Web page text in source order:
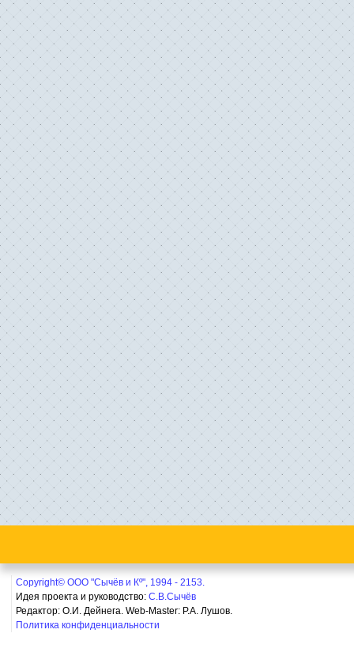
Copyright© ООО "Сычёв и Кº", 1994 - 2153.
Идея проекта и руководство: С.В.Сычёв
Редактор: О.И. Дейнега. Web-Master: Р.А. Лушов.
Политика конфиденциальности